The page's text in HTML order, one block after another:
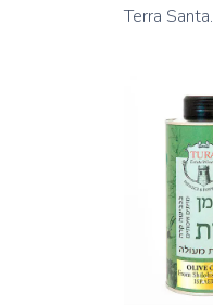
Terra Santa.